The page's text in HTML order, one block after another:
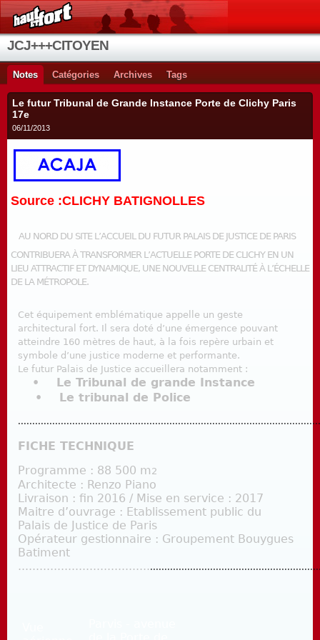
JCJ+++CITOYEN
Notes Catégories Archives Tags
Le futur Tribunal de Grande Instance Porte de Clichy Paris
17e
06/11/2013
Source :CLICHY BATIGNOLLES
AU NORD DU SITE L’ACCUEIL DU FUTUR PALAIS DE JUSTICE DE PARIS
CONTRIBUERA À TRANSFORMER L’ACTUELLE PORTE DE CLICHY EN UN
LIEU ATTRACTIF ET DYNAMIQUE, UNE NOUVELLE CENTRALITÉ À L’ÉCHELLE
DE LA MÉTROPOLE.
Cet équipement emblématique appelle un geste
architectural fort. Il sera doté d’une émergence pouvant
atteindre 160 mètres de haut, à la fois repère urbain et
symbole d’une justice moderne et performante.
Le futur Palais de Justice accueillera notamment :
• Le Tribunal de grande Instance
• Le tribunal de Police
FICHE TECHNIQUE
Programme : 88 500 m 2
Architecte : Renzo Piano
Livraison : fin 2016 / Mise en service : 2017
Maitre d’ouvrage : Etablissement public du
Palais de Justice de Paris
Opérateur gestionnaire : Groupement Bouygues
Batiment
.....................................